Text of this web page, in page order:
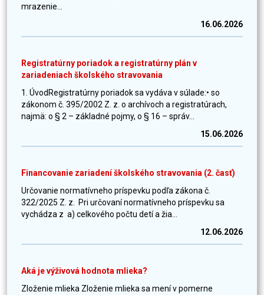
mrazenie...
16.06.2026
Registratúrny poriadok a registratúrny plán v
zariadeniach školského stravovania
1. ÚvodRegistratúrny poriadok sa vydáva v súlade:• so
zákonom č. 395/2002 Z. z. o archívoch a registratúrach,
najmä: o § 2 – základné pojmy, o § 16 – správ...
15.06.2026
Financovanie zariadení školského stravovania (2. časť)
Určovanie normatívneho príspevku podľa zákona č.
322/2025 Z. z. Pri určovaní normatívneho príspevku sa
vychádza z a) celkového počtu detí a žia...
12.06.2026
Aká je výživová hodnota mlieka?
Zloženie mlieka Zloženie mlieka sa mení v pomerne